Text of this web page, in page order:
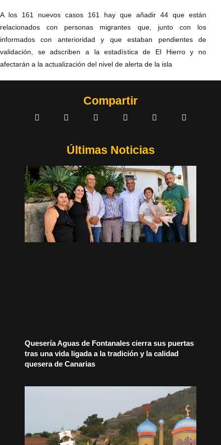
A los 161 nuevos casos 161 hay que añadir 44 que están
relacionados con personas migrantes que, junto con los
informados con anterioridad y que estaban pendientes de
validación, se adscriben a la estadística de El Hierro y no
afectarán a la actualización del nivel de alerta de la isla
Compartir
Últimas Noticias
Quesería Aguas de Fontanales cierra sus puertas
tras una vida ligada a la tradición y la calidad
quesera de Canarias